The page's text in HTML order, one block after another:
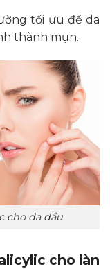
tối ưu để da
thành mụn.
cho da dầu
cho làn